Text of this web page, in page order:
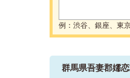
例：渋谷、銀座、東
群馬県吾妻郡嬬